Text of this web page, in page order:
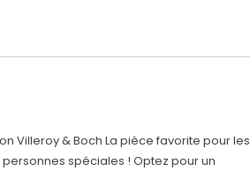
Villeroy & Boch La pièce favorite pour les
spéciales ! Optez pour un